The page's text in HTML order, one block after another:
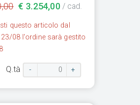
€ 3.254,00/ cad.
questo articolo dal
08 l'ordine sarà gestito
Q.tà - +